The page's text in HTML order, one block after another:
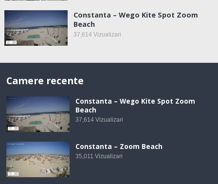
Constanta – Wego Kite Spot Zoom
Beach
37,614 Vizualizari
Camere recente
Constanta – Wego Kite Spot Zoom
Beach
37,614 Vizualizari
Constanta – Zoom Beach
35,011 Vizualizari